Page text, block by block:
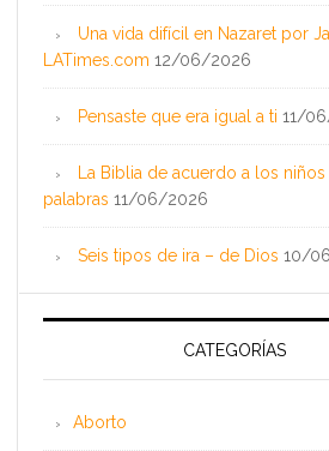
Una vida difícil en Nazaret por
LATimes.com 12/06/2026
Pensaste que era igual a ti 11/
La Biblia de acuerdo a los
palabras 11/06/2026
Seis tipos de ira – de Dios 10/
CATEGORÍAS
Aborto